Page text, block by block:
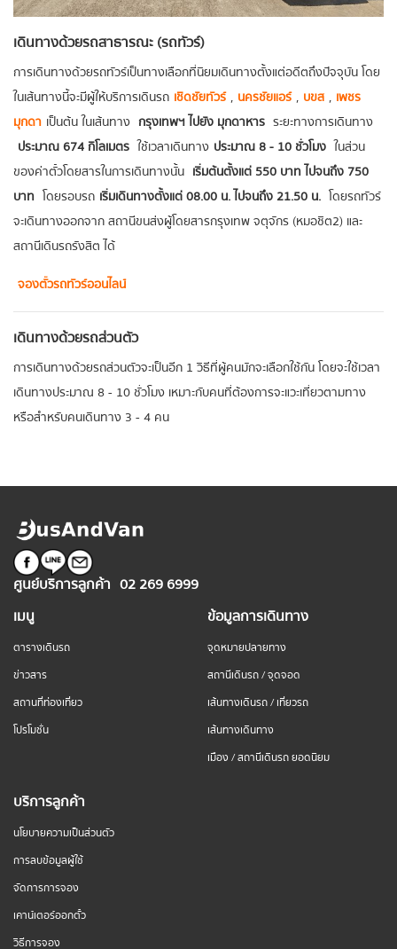
เดินทางด้วยรถสาธารณะ (รถทัวร์)
การเดินทางด้วยรถทัวร์เป็นทางเลือกที่นิยมเดินทางตั้งแต่อดีตถึงปัจจุบัน โดย
ในเส้นทางนี้จะมีผู้ให้บริการเดินรถ เชิดชัยทัวร์ , นครชัยแอร์ , บขส , เพชร
มุกดา เป็นต้น ในเส้นทาง กรุงเทพฯ ไปยัง มุกดาหาร ระยะทางการเดินทาง
ประมาณ 674 กิโลเมตร ใช้เวลาเดินทาง ประมาณ 8 - 10 ชั่วโมง ในส่วน
ของค่าตั๋วโดยสารในการเดินทางนั้น เริ่มต้นตั้งแต่ 550 บาท ไปจนถึง 750
บาท โดยรอบรถ เริ่มเดินทางตั้งแต่ 08.00 น. ไปจนถึง 21.50 น. โดยรถทัวร์
จะเดินทางออกจาก สถานีขนส่งผู้โดยสารกรุงเทพ จตุจักร (หมอชิต2) และ
สถานีเดินรถรังสิต ได้
จองตั๋วรถทัวร์ออนไลน์
เดินทางด้วยรถส่วนตัว
การเดินทางด้วยรถส่วนตัวจะเป็นอีก 1 วิธีที่ผู้คนมักจะเลือกใช้กัน โดยจะใช้เวลา
เดินทางประมาณ 8 - 10 ชั่วโมง เหมาะกับคนที่ต้องการจะแวะเที่ยวตามทาง
หรือสำหรับคนเดินทาง 3 - 4 คน
ศูนย์บริการลูกค้า 02 269 6999
เมนู
ตารางเดินรถ
ข่าวสาร
สถานที่ท่องเที่ยว
โปรโมชั่น
ข้อมูลการเดินทาง
จุดหมายปลายทาง
สถานีเดินรถ / จุดจอด
เส้นทางเดินรถ / เที่ยวรถ
เส้นทางเดินทาง
เมือง / สถานีเดินรถ ยอดนิยม
บริการลูกค้า
นโยบายความเป็นส่วนตัว
การลบข้อมูลผู้ใช้
จัดการการจอง
เคาน์เตอร์ออกตั๋ว
วิธีการจอง